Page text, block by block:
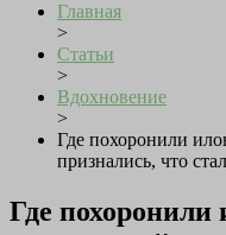
Главная
>
Статьи
>
Вдохновение
>
Где похоронили
признались, что
Где